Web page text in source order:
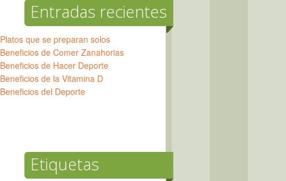
Entradas recientes
Platos que se preparan solos
Beneficios de Comer Zanahorias
Beneficios de Hacer Deporte
Beneficios de la Vitamina D
Beneficios del Deporte
Etiquetas